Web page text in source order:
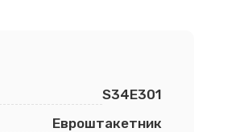
S34E301
Евроштакетник